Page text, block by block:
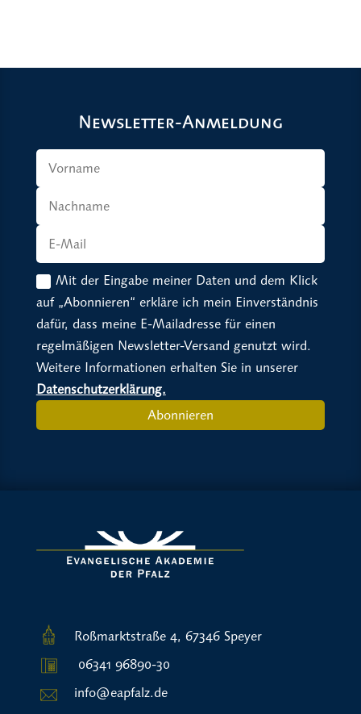
Newsletter-Anmeldung
Mit der Eingabe meiner Daten und dem Klick
auf „Abonnieren“ erkläre ich mein Einverständnis
dafür, dass meine E-Mailadresse für einen
regelmäßigen Newsletter-Versand genutzt wird.
Weitere Informationen erhalten Sie in unserer
Datenschutzerklärung.
Abonnieren
Roßmarktstraße 4, 67346 Speyer
06341 96890-30
info@eapfalz.de